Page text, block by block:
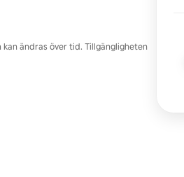
ändras över tid. Tillgängligheten